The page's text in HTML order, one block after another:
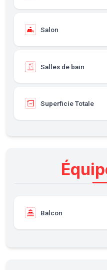
Salon
Salles de bain
Superficie Totale
Balcon